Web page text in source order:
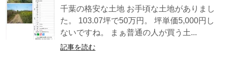
千葉の格安な土地 お手頃な土地がありまし
た。 103.07坪で50万円。 坪単価5,000円し
ないですね。 まぁ普通の人が買う土...
記事を読む